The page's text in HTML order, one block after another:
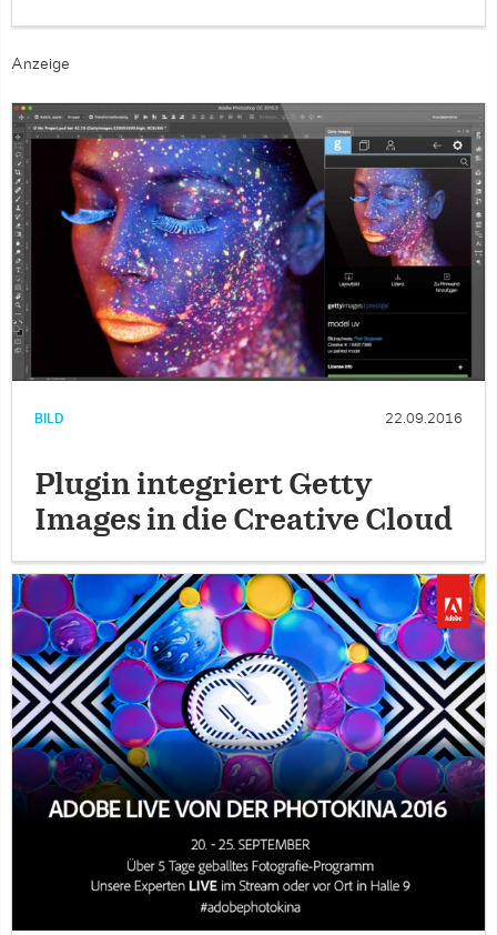
Anzeige
BILD 22.09.2016
Plugin integriert Getty
Images in die Creative Cloud